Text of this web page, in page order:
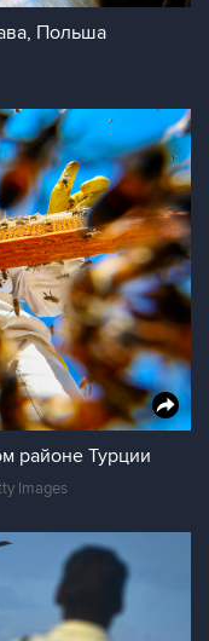
Польша
районе Турции
Images